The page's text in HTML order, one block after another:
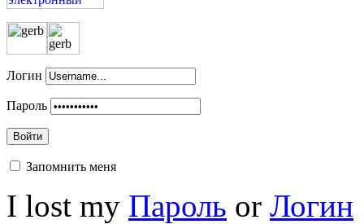
Логин
Пароль
Войти
Запомнить меня
I lost my Пароль or Логин